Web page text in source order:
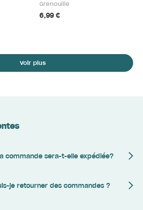
Grenouille
6,99 €
Voir plus
commande sera-t-elle expédiée?
je retourner des commandes ?